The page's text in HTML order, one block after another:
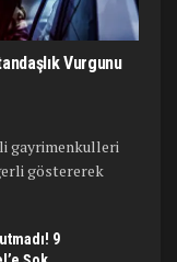
Vurgunu
gayrimenkulleri
göstererek
9